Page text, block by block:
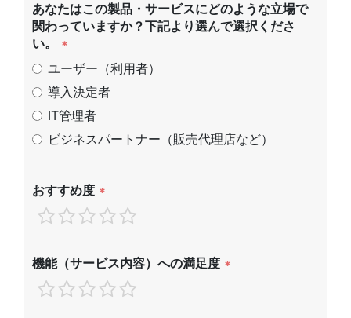
あなたはこの製品・サービスにどのような立場で
関わっていますか？下記より選んで選択くださ
い。
*
ユーザー（利用者）
導入決定者
IT管理者
ビジネスパートナー（販売代理店など）
おすすめ度 *
機能（サービス内容）への満足度 *